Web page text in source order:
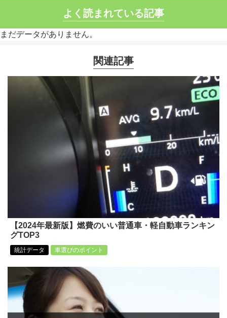
よく読まれている記事
まだデータがありません。
関連記事
【2024年最新版】燃費のいい普通車・軽自動車ランキン
グTOP3
統計データ 車選びのポイント